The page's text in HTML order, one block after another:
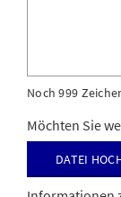
Noch 999
Möchten Sie
Datei